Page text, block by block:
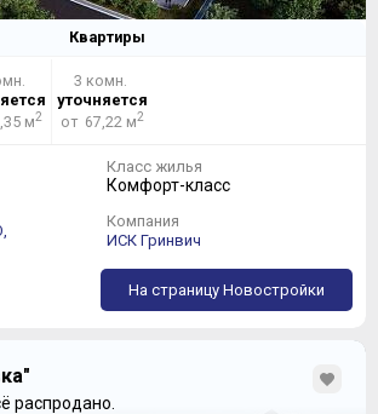
Квартиры
м2
3 комн.
уточняется
от 67,22 м2
Класс жилья
Комфорт-класс
Компания
ИСК Гринвич
На страницу Новостройки
распродано.